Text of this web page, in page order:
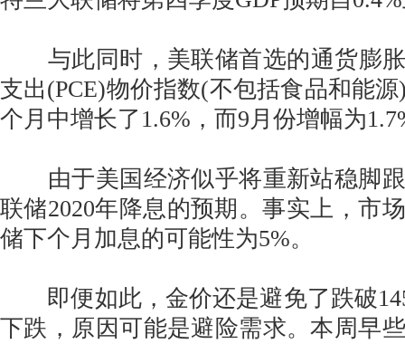
与此同时，美联储首选的通货膨
支出(PCE)物价指数(不包括食品和能
个月中增长了1.6%，而9月份增幅为
由于美国经济似乎将重新站稳脚跟
联储2020年降息的预期。事实上，市
储下个月加息的可能性为5%。
即便如此，金价还是避免了跌破
下跌，原因可能是避险需求。本周早